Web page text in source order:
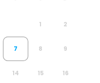
1 2
7 8 9
14 15 16